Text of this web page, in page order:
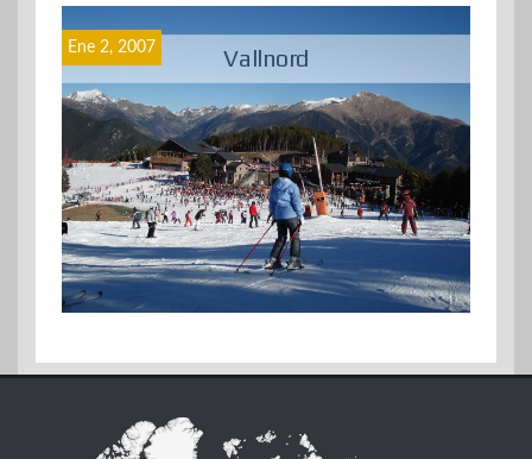
Vallnord
Ene 2, 2007